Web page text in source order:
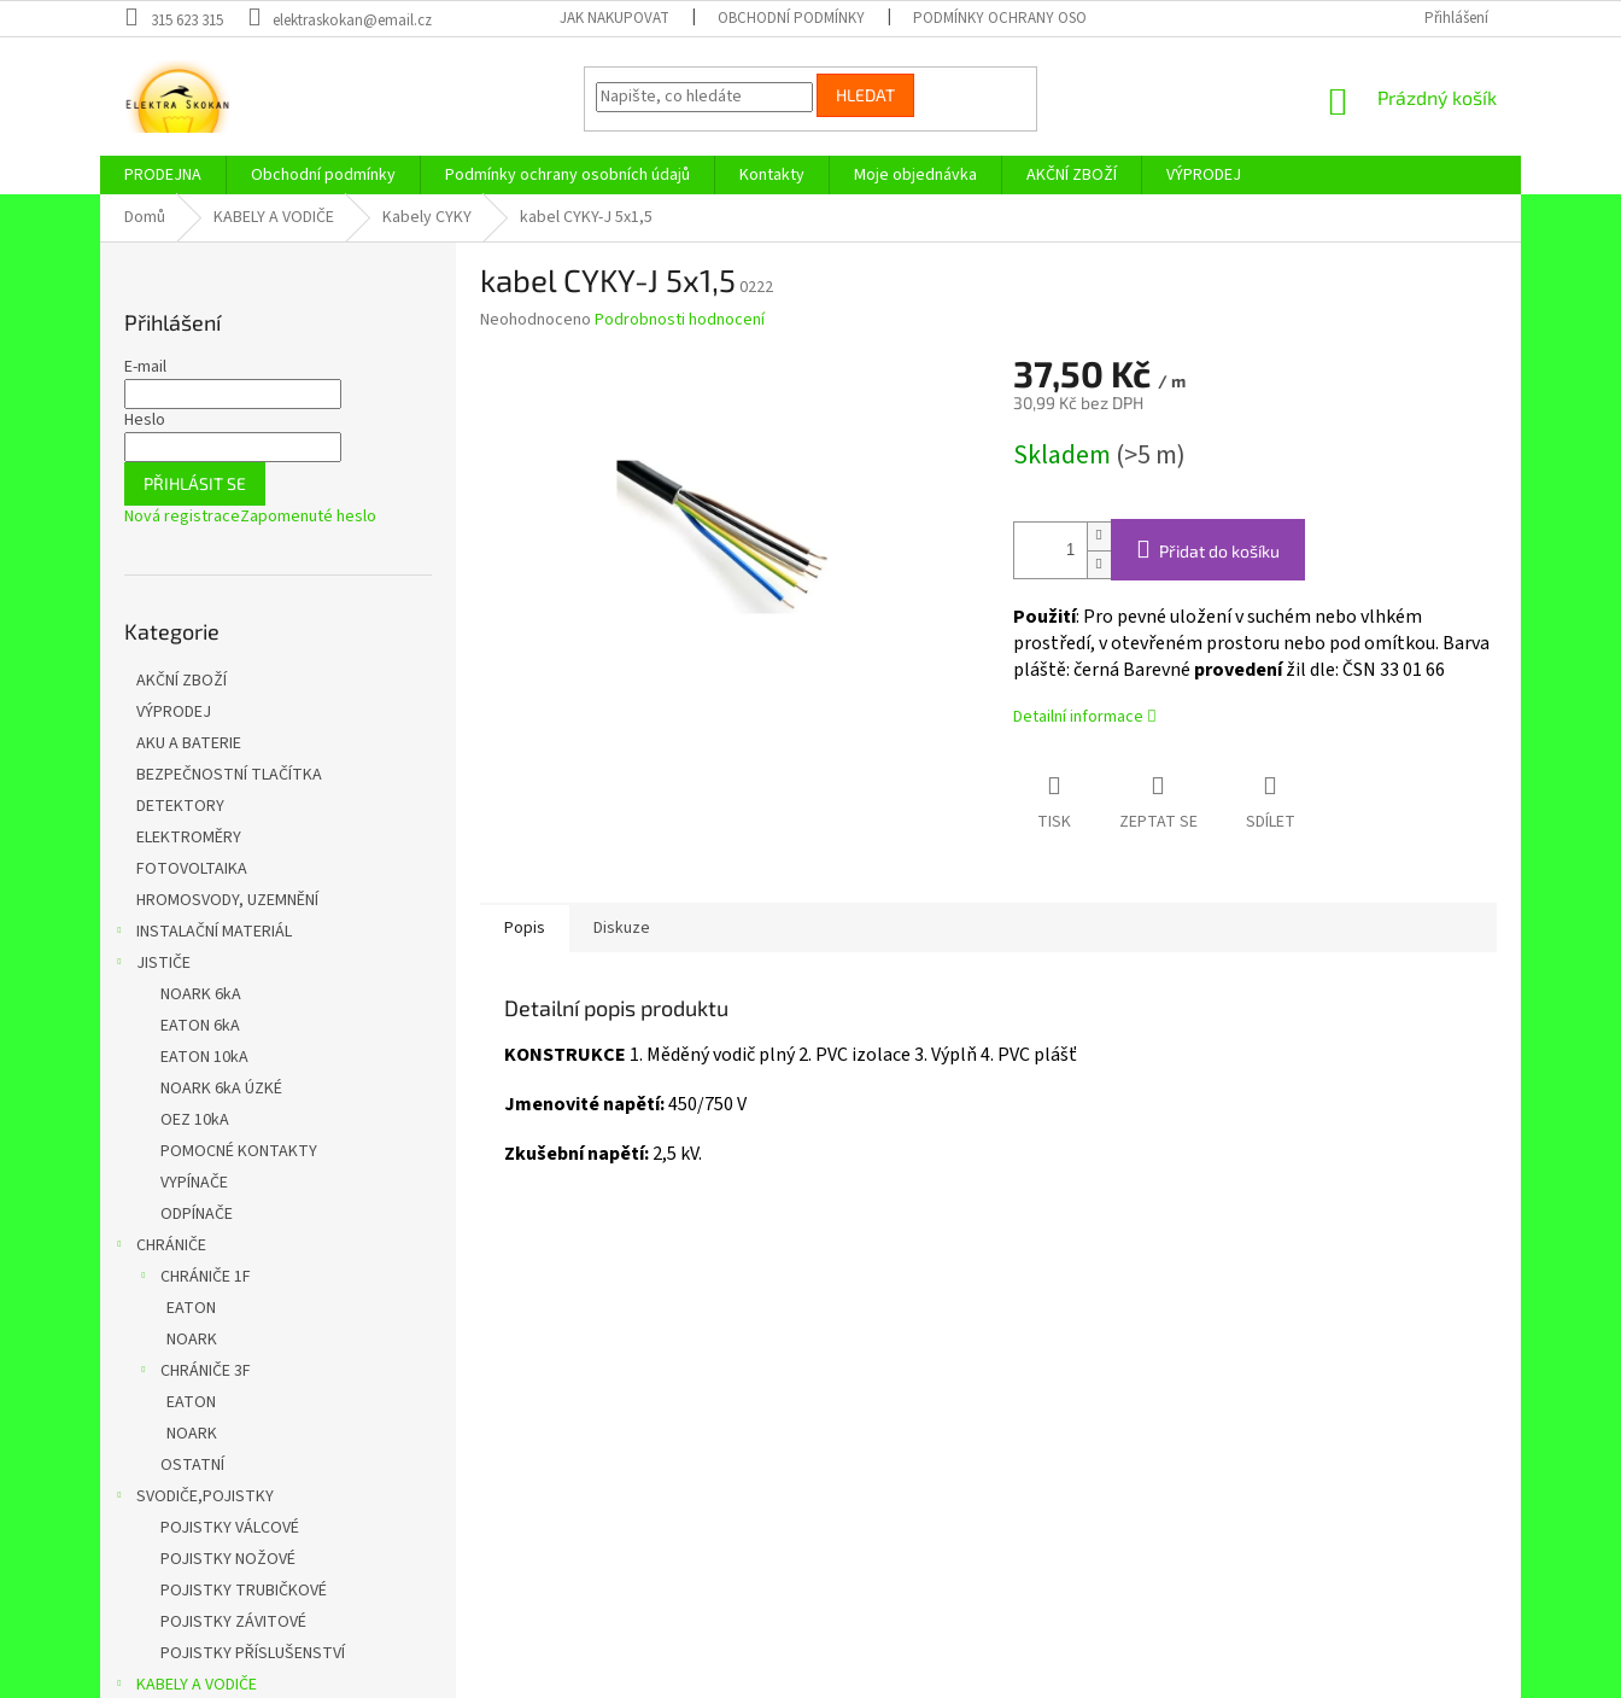
na
315 623 315 elektraskokan@email.cz JAK NAKUPOVAT OBCHODNÍ PODMÍNKY PODMÍNKY OCHRANY OSOBNÍCH ÚDAJŮ Přihlášení
HLEDAT
NÁKUPNÍ
Prázdný košík
PRODEJNA Obchodní podmínky Podmínky ochrany osobních údajů Kontakty Moje objednávka AKČNÍ ZBOŽÍ
VÝPRODEJ
Domů
KABELY A VODIČE Kabely CYKY kabel CYKY-J 5x1,5
Přihlášení
E-mail
Heslo
PŘIHLÁSIT SE
Nová registraceZapomenuté heslo
kategorie
Kategorie
AKČNÍ ZBOŽÍ
VÝPRODEJ
AKU A BATERIE
BEZPEČNOSTNÍ TLAČÍTKA
DETEKTORY
ELEKTROMĚRY
FOTOVOLTAIKA
HROMOSVODY, UZEMNĚNÍ
INSTALAČNÍ MATERIÁL
JISTIČE
NOARK 6kA
EATON 6kA
EATON 10kA
NOARK 6kA ÚZKÉ
OEZ 10kA
POMOCNÉ KONTAKTY
VYPÍNAČE
ODPÍNAČE
CHRÁNIČE
CHRÁNIČE 1F
EATON
NOARK
CHRÁNIČE 3F
EATON
NOARK
OSTATNÍ
SVODIČE,POJISTKY
POJISTKY VÁLCOVÉ
POJISTKY NOŽOVÉ
POJISTKY TRUBIČKOVÉ
POJISTKY ZÁVITOVÉ
POJISTKY PŘÍSLUŠENSTVÍ
KABELY A VODIČE
kabel CYKY-J 5x1,5 0222
Průměrné
Neohodnoceno Podrobnosti hodnocení
37,50 Kč / m
30,99 Kč bez DPH
cena:
Skladem (>5 m)
Přidat do košíku
Použití: Pro pevné uložení v suchém nebo vlhkém
prostředí, v otevřeném prostoru nebo pod omítkou. Barva
pláště: černá Barevné provedenížil dle: ČSN 33 01 66
Detailní informace
TISK ZEPTAT SE SDÍLET
Popis Diskuze
Detailní popis produktu
KONSTRUKCE 1. Měděný vodič plný 2. PVC izolace 3. Výplň 4. PVC plášť
Jmenovité napětí:450/750 V
Zkušební napětí:2,5 kV.